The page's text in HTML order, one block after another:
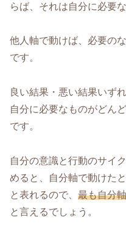
らば、それは自分に必要
他人軸で動けば、必要の
です。
良い結果・悪い結果いず
自分に必要なものがどん
です。
自分の意識と行動のサイ
めると、自分軸で動けた
と表れるので、 最も自分
と言えるでしょう。